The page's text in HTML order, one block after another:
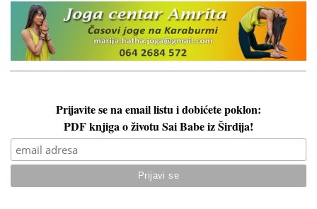
Prijavite se na email listu i dobićete poklon:
PDF knjiga o životu Sai Babe iz Širdija!